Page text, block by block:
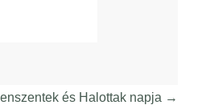
és Halottak napja →